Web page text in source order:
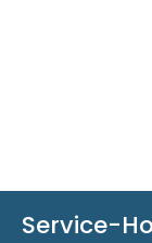
Service-